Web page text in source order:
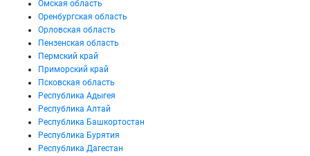
Омская область
Оренбургская область
Орловская область
Пензенская область
Пермский край
Приморский край
Псковская область
Республика Адыгея
Республика Алтай
Республика Башкортостан
Республика Бурятия
Республика Дагестан